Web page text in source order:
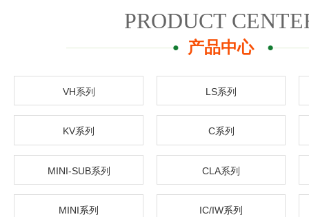
PRODUCT
产品中心
VH系列 LS系列
KV系列 C系列
MINI-SUB系列 CLA系列
MINI系列 IC/IW系列